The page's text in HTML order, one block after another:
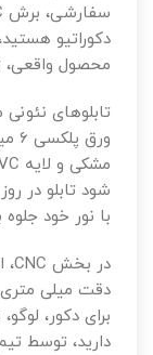
دکوراتیو
محصول واقعی،
تابلوهای
شود تابلو در
با نور خود
دقت میلی
برای دکور،
دارید، توسط